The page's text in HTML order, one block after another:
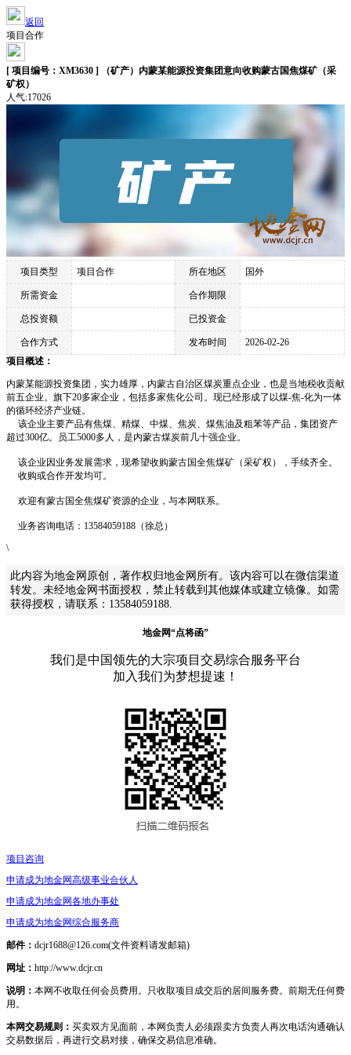
返回
项目合作
[ 项目编号：XM3630 ] （矿产）内蒙某能源投资集团意向收购蒙古国焦煤矿（采
矿权）
人气:17026
项目类型 项目合作 所在地区 国外
所需资金 合作期限
总投资额 已投资金
合作方式 发布时间
2026-02-26
项目概述：
内蒙某能源投资集团，实力雄厚，内蒙古自治区煤炭重点企业，也是当地税收贡献
前五企业。旗下20多家企业，包括多家焦化公司。现已经形成了以煤-焦-化为一体
的循环经济产业链。
该企业主要产品有焦煤、精煤、中煤、焦炭、煤焦油及粗苯等产品，集团资产
超过300亿。员工5000多人，是内蒙古煤炭前几十强企业。
该企业因业务发展需求，现希望收购蒙古国全焦煤矿（采矿权），手续齐全。
收购或合作开发均可。
欢迎有蒙古国全焦煤矿资源的企业，与本网联系。
业务咨询电话：13584059188（徐总）
\
此内容为地金网原创，著作权归地金网所有。该内容可以在微信渠道
转发。未经地金网书面授权，禁止转载到其他媒体或建立镜像。如需
获得授权，请联系：13584059188.
地金网“点将函”
我们是中国领先的大宗项目交易综合服务平台
加入我们为梦想提速！
项目咨询
申请成为地金网高级事业合伙人
申请成为地金网各地办事处
申请成为地金网综合服务商
邮件： dcjr1688@126.com(文件资料请发邮箱)
网址： http://www.dcjr.cn
说明： 本网不收取任何会员费用。只收取项目成交后的居间服务费。前期无任何费
用。
本网交易规则： 买卖双方见面前，本网负责人必须跟卖方负责人再次电话沟通确认
交易数据后，再进行交易对接，确保交易信息准确。